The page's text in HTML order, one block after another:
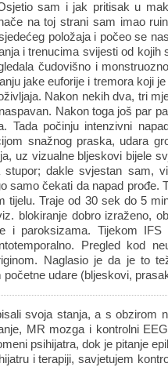
sam i jak pritisak u
na toj strani sam imao
položaja i počeo se
i trenucima svijesti od kojih
čudovišno i
jake euforije i tremora koji
Nakon nekih dva, tri
Nakon toga još par
Tada počinju intenzivni
snažnog praska, udara
uz vizualne bljeskovi bijele
stupor; dakle svjestan sam,
samo čekati da napad prođe.
tijelu. Traje od 30 sek do 5
blokiranje dobro izraženo,
i paroksizama. Tijekom
Pregled kod
Naglasio je da je to
početne udare (bljeskovi,
svoja stanja, a s obzirom
MR mozga i kontrolni
psihijatra, dok je pitanje
i terapiji, savjetujem